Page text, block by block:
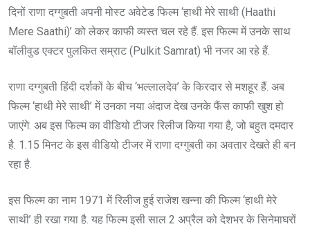
दिनों राणा दग्गुबती अपनी मोस्ट अवेटेड फिल्म ‘हाथी मेरे साथी (Haathi
Mere Saathi)’ को लेकर काफी व्यस्त चल रहे हैं. इस फिल्म में उनके साथ
बॉलीवुड एक्टर पुलकित सम्राट (Pulkit Samrat) भी नजर आ रहे हैं.
राणा दग्गुबती हिंदी दर्शकों के बीच ‘भल्लालदेव’ के किरदार से मशहूर हैं. अब
फिल्म ‘हाथी मेरे साथी’ में उनका नया अंदाज देख उनके फैंस काफी खुश हो
जाएंगे. अब इस फिल्म का वीडियो टीजर रिलीज किया गया है, जो बहुत दमदार
है. 1.15 मिनट के इस वीडियो टीजर में राणा दग्गुबती का अवतार देखते ही बन
रहा है.
इस फिल्म का नाम 1971 में रिलीज हुई राजेश खन्ना की फिल्म ‘हाथी मेरे
साथी’ ही रखा गया है. यह फिल्म इसी साल 2 अप्रैल को देशभर के सिनेमाघरों